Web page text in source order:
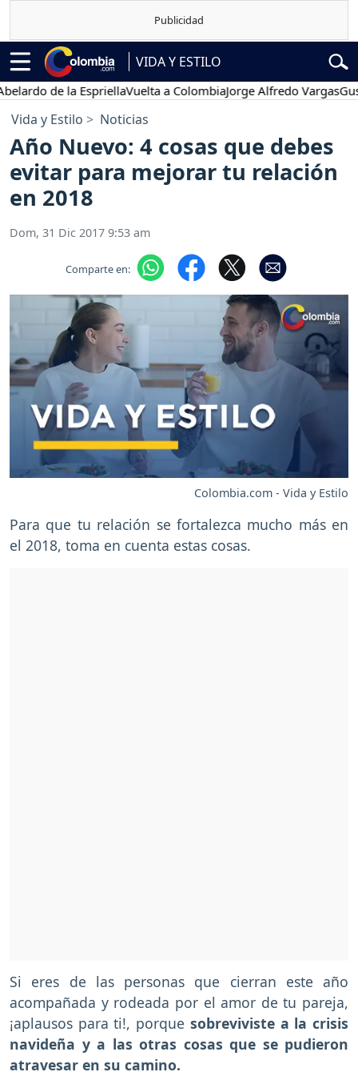
VIDA Y ESTILO
de la EspriellaVuelta a ColombiaJorge Alfredo VargasGustavo
Vida y Estilo Noticias
Año Nuevo: 4 cosas que debes
evitar para mejorar tu relación
en 2018
Dom, 31 Dic 2017 9:53 am
Comparte en:
Colombia.com - Vida y Estilo
Para que tu relación se fortalezca mucho más en
el 2018, toma en cuenta estas cosas.
Si eres de las personas que cierran este año
acompañada y rodeada por el amor de tu pareja,
¡aplausos para ti!, porque sobreviviste a la crisis
navideña y a las otras cosas que se pudieron
atravesar en su camino.